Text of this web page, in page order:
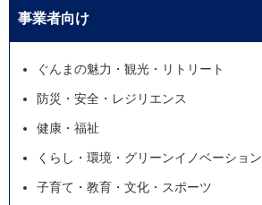
事業者向け
ぐんまの魅力・観光・リトリート
防災・安全・レジリエンス
健康・福祉
くらし・環境・グリーンイノベーション
子育て・教育・文化・スポーツ